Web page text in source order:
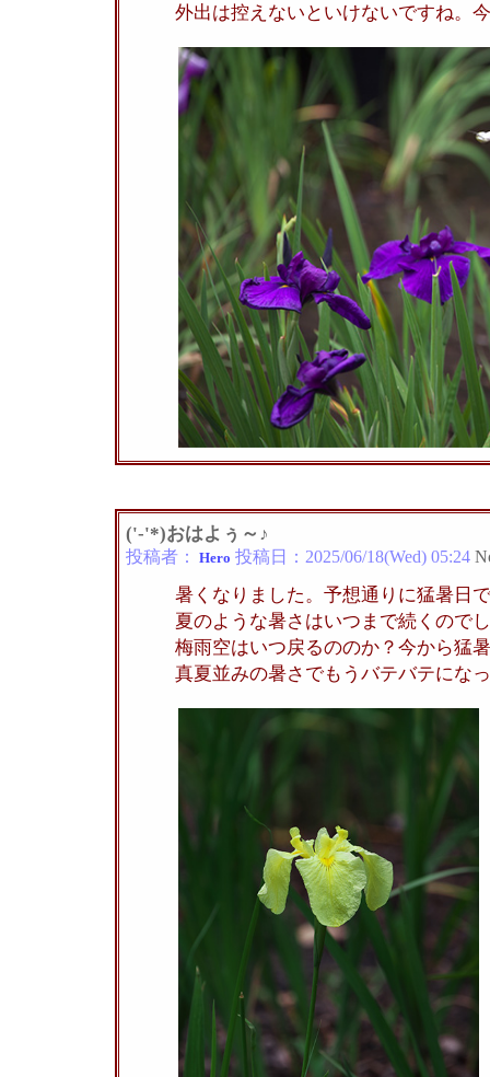
外出は控えないといけないですね。
('-'*)おはよぅ～♪
投稿者： Hero 投稿日： 2025/06/18(Wed) 05:24
暑くなりました。予想通りに猛暑日
夏のような暑さはいつまで続くので
梅雨空はいつ戻るののか？今から猛
真夏並みの暑さでもうバテバテにな